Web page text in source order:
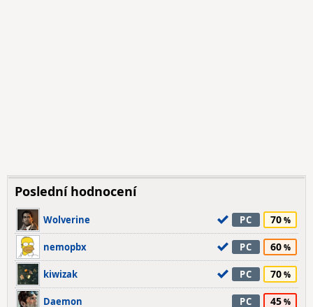
Poslední hodnocení
Wolverine PC 70
nemopbx PC 60
kiwizak PC 70
Daemon PC 45